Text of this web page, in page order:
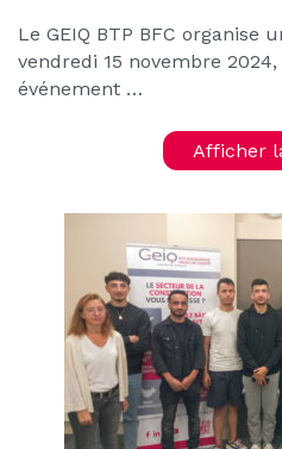
Le GEIQ BTP BFC organise
vendredi 15 novembre
événement …
Afficher